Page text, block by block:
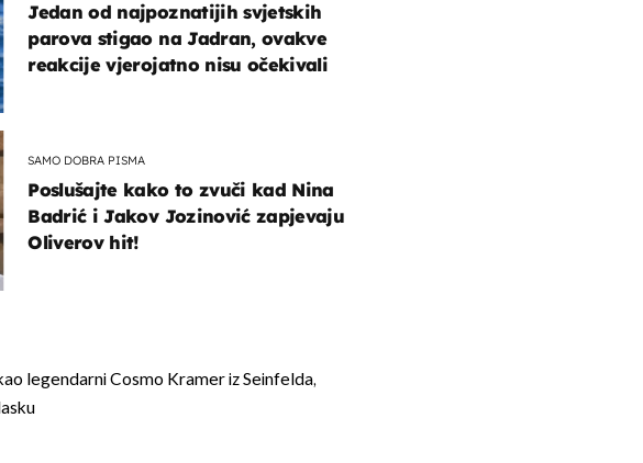
Jedan od najpoznatijih svjetskih
parova stigao na Jadran, ovakve
reakcije vjerojatno nisu očekivali
SAMO DOBRA PISMA
Poslušajte kako to zvuči kad Nina
Badrić i Jakov Jozinović zapjevaju
Oliverov hit!
legendarni Cosmo Kramer iz Seinfelda,